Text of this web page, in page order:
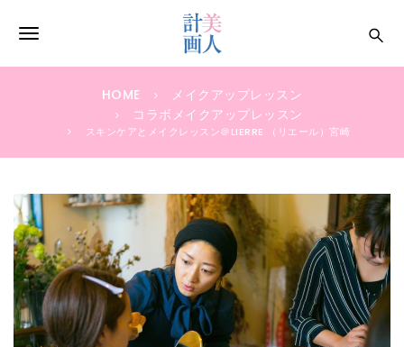
p
T
e
n
a
v
i
HOME
メイクアップレッスン
コラボメイクアップレッスン
スキンケアとメイクレッスン＠LIERRE （リエール）宮崎